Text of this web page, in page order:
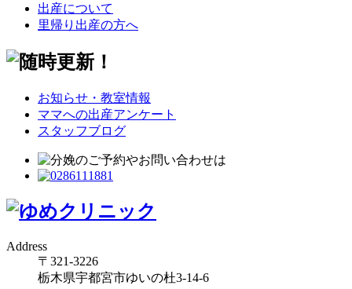
出産について
里帰り出産の方へ
お知らせ・教室情報
ママへの出産アンケート
スタッフブログ
Address
〒321-3226
栃木県宇都宮市ゆいの杜3-14-6